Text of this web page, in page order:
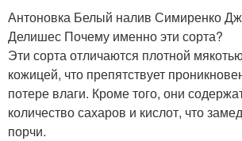
Антоновка Белый налив Симиренко
Делишес Почему именно эти сорта?
Эти сорта отличаются плотной
кожицей, что препятствует
потере влаги. Кроме того, они
количество сахаров и кислот, что
порчи.